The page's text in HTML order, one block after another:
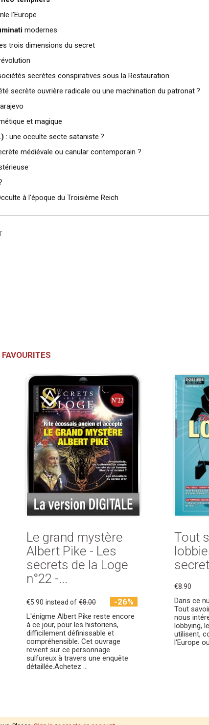
l’Europe
modernes
trois dimensions du secret
secrètes conspiratives sous la Restauration
secrète ouvrière radicale ou une machination du patronat ?
et magique
: une occulte secte sataniste ?
médiévale ou canular contemporain ?
à l'époque du Troisième Reich
Le grand mystère
Albert Pike - Les
secrets de la Loge
n°22 -...
€5.90 instead of €8.00 -26%
L'énigme Albert Pike reste encore
à ce jour, pour les historiens,
difficilement définissable et
compréhensible. Cet ouvrage
revient sur ce personnage
sulfureux à travers une enquête
détaillée.Achetez ...
Tout
€8.90
Dans ce
Tout
nous
lobbying,
utilisent,
l'Europe
...